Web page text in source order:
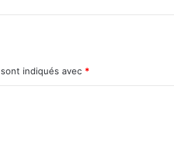
indiqués avec *